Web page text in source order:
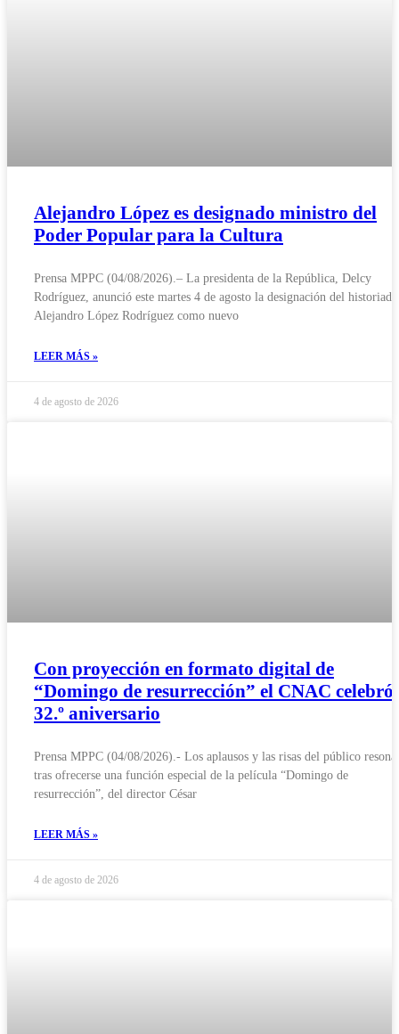
Alejandro López es designado ministro del
Poder Popular para la Cultura
Prensa MPPC (04/08/2026).– La presidenta de la República, Delcy
Rodríguez, anunció este martes 4 de agosto la designación del
Alejandro López Rodríguez como nuevo
LEER MÁS »
4 de agosto de 2026
Con proyección en formato digital de
“Domingo de resurrección” el CNAC celebró
32.º aniversario
Prensa MPPC (04/08/2026).- Los aplausos y las risas del público
tras ofrecerse una función especial de la película “Domingo de
resurrección”, del director César
LEER MÁS »
4 de agosto de 2026